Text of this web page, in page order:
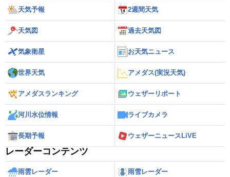
天気予報 2週間天気
天気図 過去天気図
気象衛星 お天気ニュース
世界天気 アメダス(実況天気)
アメダスランキング ウェザーリポート
河川水位情報 ライブカメラ
長期予報 ウェザーニュースLiVE
レーダーコンテンツ
雨雲レーダー 雨雪レーダー